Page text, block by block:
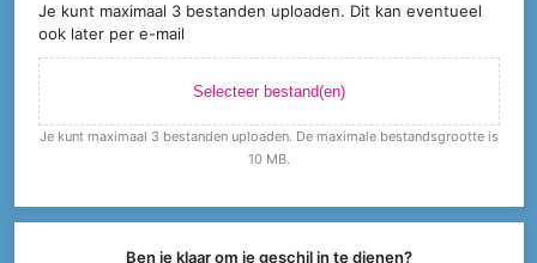
Je kunt maximaal 3 bestanden uploaden. Dit kan eventueel
ook later per e-mail
Selecteer bestand(en)
Je kunt maximaal 3 bestanden uploaden. De maximale bestandsgrootte is
10 MB.
Ben je klaar om je geschil in te dienen?